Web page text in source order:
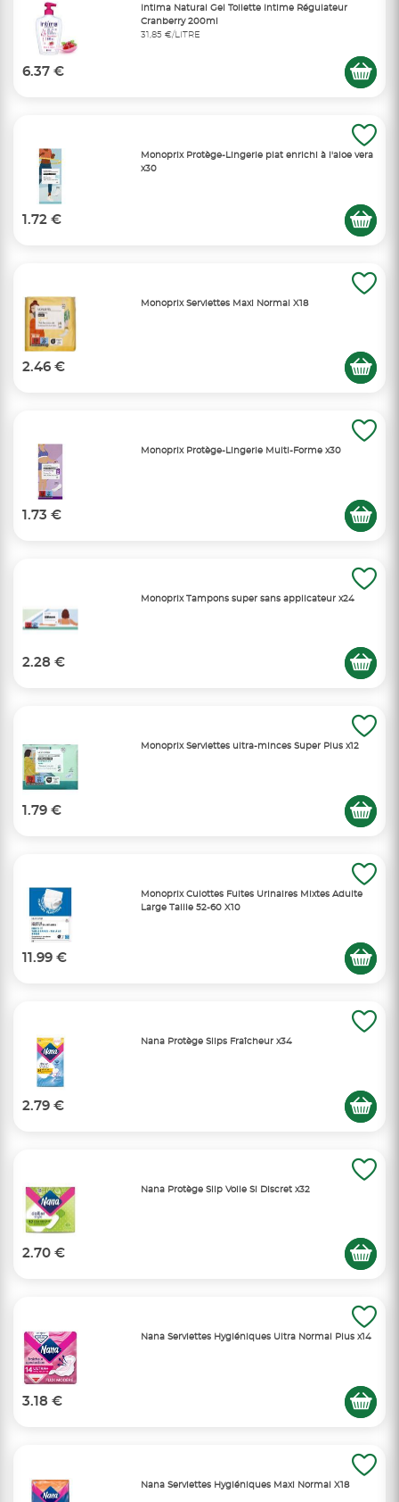
Intima Natural Gel Toilette Intime Régulateur
Cranberry 200ml
31,85 €/LITRE
6.37 €
Monoprix Protège-Lingerie plat enrichi à l'aloe vera
x30
1.72 €
Monoprix Serviettes Maxi Normal X18
2.46 €
Monoprix Protège-Lingerie Multi-Forme x30
1.73 €
Monoprix Tampons super sans applicateur x24
2.28 €
Monoprix Serviettes ultra-minces Super Plus x12
1.79 €
Monoprix Culottes Fuites Urinaires Mixtes Adulte
Large Taille 52-60 X10
11.99 €
Nana Protège Slips Fraîcheur x34
2.79 €
Nana Protège Slip Voile Si Discret x32
2.70 €
Nana Serviettes Hygiéniques Ultra Normal Plus x14
3.18 €
Nana Serviettes Hygiéniques Maxi Normal X18